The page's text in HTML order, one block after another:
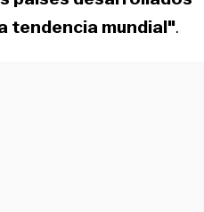
tendencia mundial".